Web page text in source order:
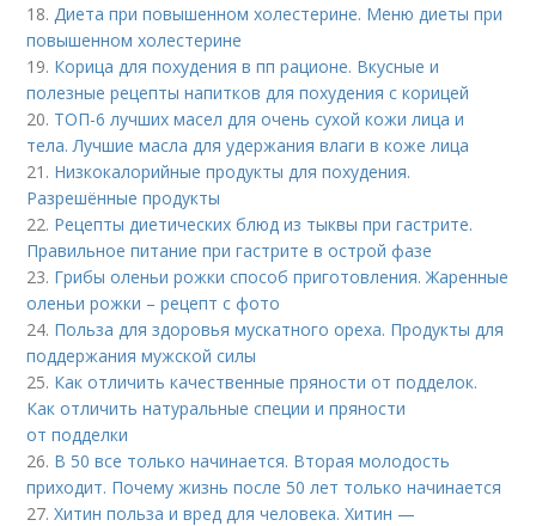
18. Диета при повышенном холестерине. Меню диеты при
повышенном холестерине
19. Корица для похудения в пп рационе. Вкусные и
полезные рецепты напитков для похудения с корицей
20. ТОП-6 лучших масел для очень сухой кожи лица и
тела. Лучшие масла для удержания влаги в коже лица
21. Низкокалорийные продукты для похудения.
Разрешённые продукты
22. Рецепты диетических блюд из тыквы при гастрите.
Правильное питание при гастрите в острой фазе
23. Грибы оленьи рожки способ приготовления. Жаренные
оленьи рожки – рецепт с фото
24. Польза для здоровья мускатного ореха. Продукты для
поддержания мужской силы
25. Как отличить качественные пряности от подделок.
Как отличить натуральные специи и пряности
от подделки
26. В 50 все только начинается. Вторая молодость
приходит. Почему жизнь после 50 лет только начинается
27.Хитин польза и вред для человека. Хитин —